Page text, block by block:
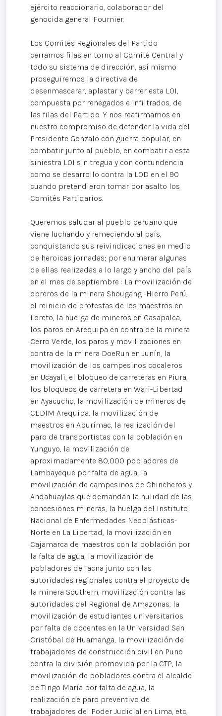
ejército reaccionario, colaborador del
genocida general Fournier.
Los Comités Regionales del Partido
cerramos filas en torno al Comité Central y
todo su sistema de dirección, así mismo
proseguiremos la directiva de
desenmascarar, aplastar y barrer esta LOI,
compuesta por renegados e infiltrados, de
las filas del Partido. Y nos reafirmamos en
nuestro compromiso de defender la vida del
Presidente Gonzalo con guerra popular, en
combatir junto al pueblo, en combatir a esta
siniestra LOI sin tregua y con contundencia
como se desarrollo contra la LOD en el 90
cuando pretendieron tomar por asalto los
Comités Partidarios.
Queremos saludar al pueblo peruano que
viene luchando y remeciendo al país,
conquistando sus reivindicaciones en medio
de heroicas jornadas; por enumerar algunas
de ellas realizadas a lo largo y ancho del país
en el mes de septiembre : La movilización de
obreros de la minera Shougang -Hierro Perú,
el reinicio de protestas de los maestros en
Loreto, la huelga de mineros en Casapalca,
los paros en Arequipa en contra de la minera
Cerro Verde, los paros y movilizaciones en
contra de la minera DoeRun en Junín, la
movilización de los campesinos cocaleros
en Ucayali, el bloqueo de carreteras en Piura,
los bloqueos de carretera en Wari-Libertad
en Ayacucho, la movilización de mineros de
CEDIM Arequipa, la movilización de
maestros en Apurímac, la realización del
paro de transportistas con la población en
Yunguyo, la movilización de
aproximadamente 80,000 pobladores de
Lambayeque por falta de agua, la
movilización de campesinos de Chincheros y
Andahuaylas que demandan la nulidad de las
concesiones mineras, la huelga del Instituto
Nacional de Enfermedades Neoplásticas-
Norte en La Libertad, la movilización en
Cajamarca de maestros con la población por
la falta de agua, la movilización de
pobladores de Tacna junto con las
autoridades regionales contra el proyecto de
la minera Southern, movilización contra las
autoridades del Regional de Amazonas, la
movilización de estudiantes universitarios
por falta de docentes en la Universidad San
Cristóbal de Huamanga, la movilización de
trabajadores de construcción civil en Puno
contra la división promovida por la CTP, la
movilización de pobladores contra el alcalde
de Tingo María por falta de agua, la
realización de paro preventivo de
trabajadores del Poder Judicial en Lima, etc,